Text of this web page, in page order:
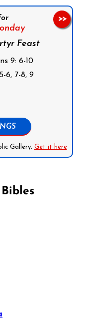
Feast
9: 6-10
6, 7-8, 9
Gallery. Get it here
>>